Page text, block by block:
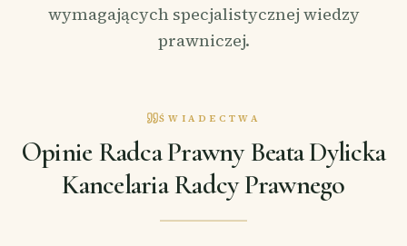
wymagających specjalistycznej wiedzy
prawniczej.
ŚWIADECTWA
Opinie Radca Prawny Beata Dylicka
Kancelaria Radcy Prawnego